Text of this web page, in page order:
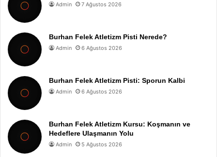
Admin 7 Ağustos 2026
Burhan Felek Atletizm Pisti Nerede?
Admin 6 Ağustos 2026
Burhan Felek Atletizm Pisti: Sporun Kalbi
Admin 6 Ağustos 2026
Burhan Felek Atletizm Kursu: Koşmanın ve
Hedeflere Ulaşmanın Yolu
Admin 5 Ağustos 2026